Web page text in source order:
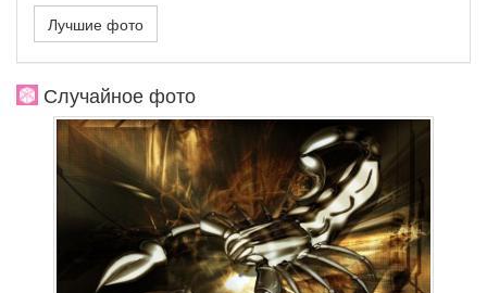
Лучшие фото
Случайное фото